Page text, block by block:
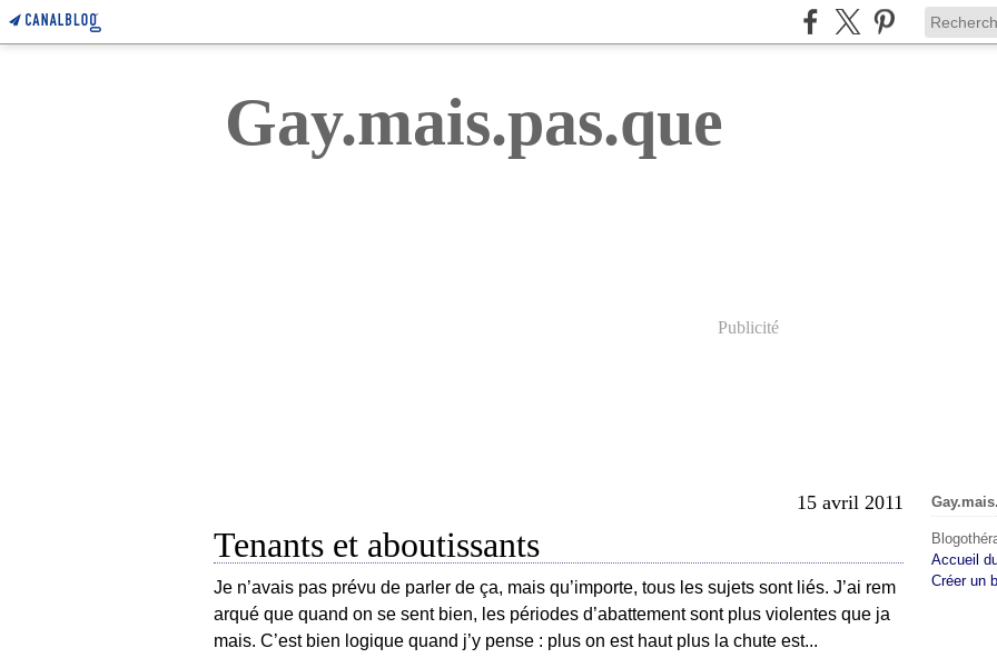
Gay.mais.pas.que
Publicité
15 avril 2011
Tenants et aboutissants
Je n’avais pas prévu de parler de ça, mais qu’importe, tous les sujets sont liés. J’ai rem
arqué que quand on se sent bien, les périodes d’abattement sont plus violentes que ja
mais. C’est bien logique quand j’y pense : plus on est haut plus la chute est...
Accueil
Créer un